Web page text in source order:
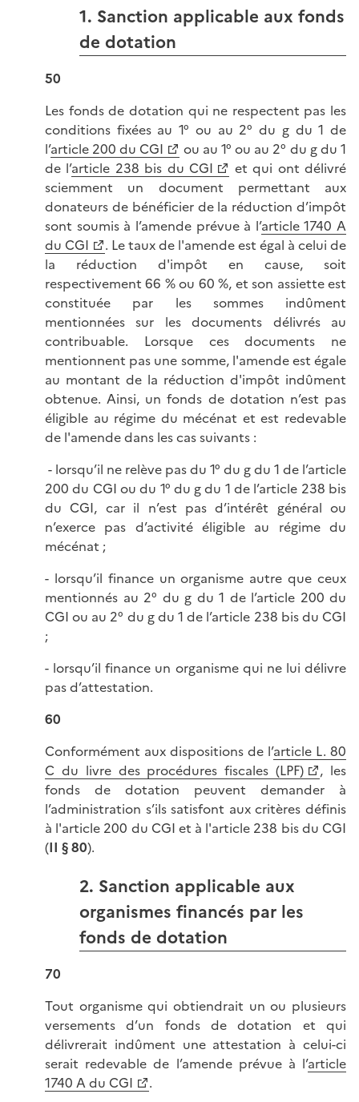
1. Sanction applicable aux fonds
de dotation
50
Les fonds de dotation qui ne respectent pas les
conditions fixées au 1° ou au 2° du g du 1 de
l’article 200 du CGI
ou au 1° ou au 2° du g du 1
de l’article 238 bis du CGI
et qui ont délivré
sciemment un document permettant aux
donateurs de bénéficier de la réduction d’impôt
sont soumis à l’amende prévue à l’article 1740 A
du CGI
. Le taux de l'amende est égal à celui de
la réduction d'impôt en cause, soit
respectivement 66 % ou 60 %, et son assiette est
constituée par les sommes indûment
mentionnées sur les documents délivrés au
contribuable. Lorsque ces documents ne
mentionnent pas une somme, l'amende est égale
au montant de la réduction d'impôt indûment
obtenue. Ainsi, un fonds de dotation n’est pas
éligible au régime du mécénat et est redevable
de l'amende dans les cas suivants :
- lorsqu’il ne relève pas du 1° du g du 1 de l’article
200 du CGI ou du 1° du g du 1 de l’article 238 bis
du CGI, car il n’est pas d’intérêt général ou
n’exerce pas d’activité éligible au régime du
mécénat ;
- lorsqu’il finance un organisme autre que ceux
mentionnés au 2° du g du 1 de l’article 200 du
CGI ou au 2° du g du 1 de l’article 238 bis du CGI
;
- lorsqu’il finance un organisme qui ne lui délivre
pas d’attestation.
60
Conformément aux dispositions de l’article L. 80
C du livre des procédures fiscales (LPF)
, les
fonds de dotation peuvent demander à
l’administration s’ils satisfont aux critères définis
à l'article 200 du CGI et à l'article 238 bis du CGI
(II § 80).
2. Sanction applicable aux
organismes financés par les
fonds de dotation
70
Tout organisme qui obtiendrait un ou plusieurs
versements d’un fonds de dotation et qui
délivrerait indûment une attestation à celui-ci
serait redevable de l’amende prévue à l’article
1740 A du CGI
.